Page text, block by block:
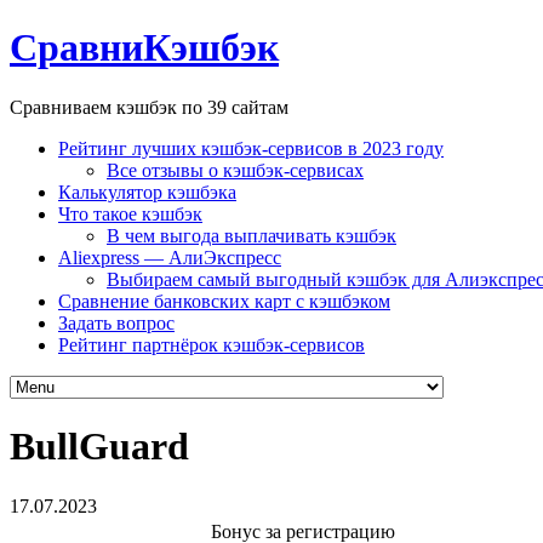
СравниКэшбэк
Сравниваем кэшбэк по 39 сайтам
Рейтинг лучших кэшбэк-сервисов в 2023 году
Все отзывы о кэшбэк-сервисах
Калькулятор кэшбэка
Что такое кэшбэк
В чем выгода выплачивать кэшбэк
Aliexpress — АлиЭкспресс
Выбираем самый выгодный кэшбэк для
Сравнение банковских карт с кэшбэком
Задать вопрос
Рейтинг партнёрок кэшбэк-сервисов
BullGuard
17.07.2023
Бонус за регистрацию